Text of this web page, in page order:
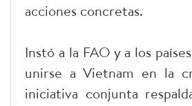
acciones concretas.
Instó a la FAO y a los
unirse a Vietnam en la
iniciativa conjunta